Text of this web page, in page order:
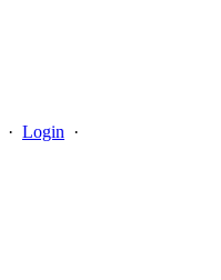
· Login ·